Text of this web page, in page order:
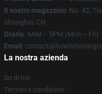
Il nostro magazzino: No. 42,
Shanghai, CN
Orario: 9AM – 5PM (Mon – Fri)
Email :
La nostra azienda
Su di noi
Termini e condizioni